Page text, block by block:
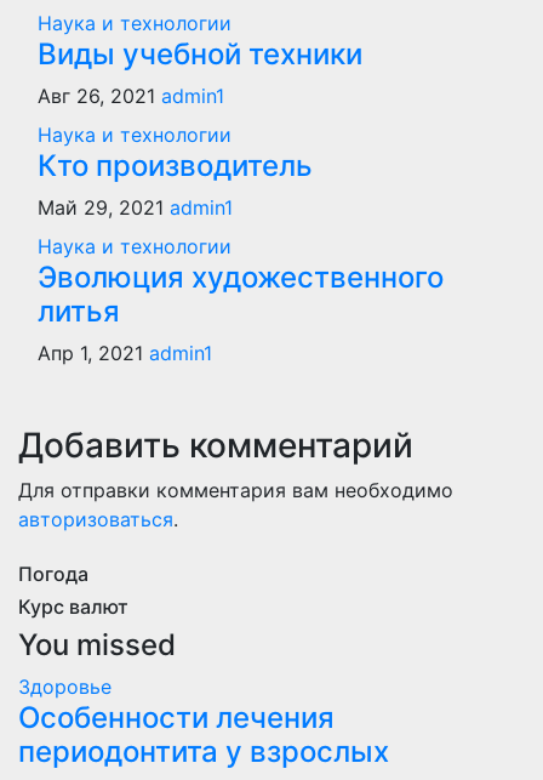
Наука и технологии
Виды учебной техники
Авг 26, 2021 admin1
Наука и технологии
Кто производитель
Май 29, 2021 admin1
Наука и технологии
Эволюция художественного
литья
Апр 1, 2021 admin1
Добавить комментарий
Для отправки комментария вам необходимо
авторизоваться.
Погода
Курс валют
You missed
Здоровье
Особенности лечения
периодонтита у взрослых